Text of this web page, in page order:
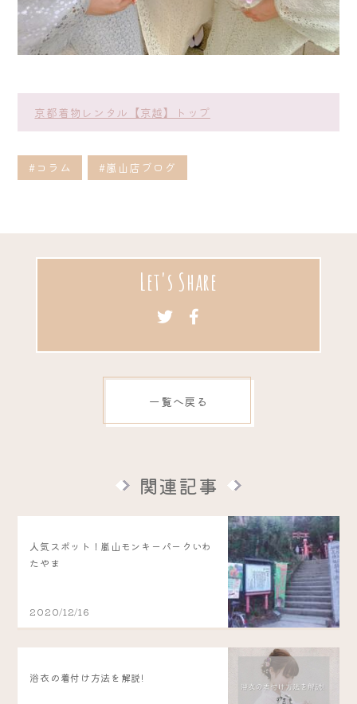
京都着物レンタル【京越】トップ
#コラム #嵐山店ブログ
Let's Share
一覧へ戻る
関連記事
人気スポット！嵐山モンキーパークいわ
たやま
2020/12/16
浴衣の着付け方法を解説!